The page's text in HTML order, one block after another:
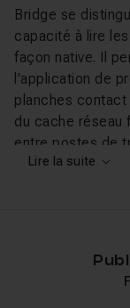
Bridge se
capacité à lire
façon native. Il
l'application de
planches contact
du cache réseau
entre postes de
Ce que
Les tutos Bridge
la prise en main
workflow
Lire la suite